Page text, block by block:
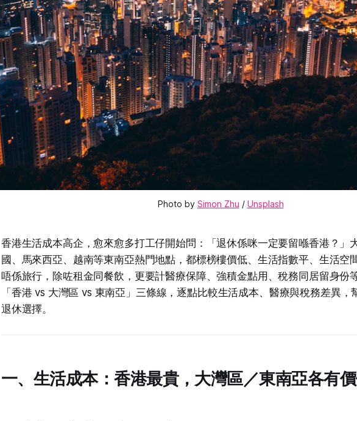
Photo by Simon Zhu / Unsplash
香港生活成本高企，愈來愈多打工仔開始問：「退休係咪一定要留喺香港？」
國、馬來西亞、越南等東南亞熱門地點，都標榜樓價低、生活指數平、生活空
唔係旅行，除咗租金同餐飲，更要計醫療保障、強積金點用、稅務同居留身份
「香港 vs 大灣區 vs 東南亞」三條線，逐點比較生活成本、醫療與稅務差異，
退休選擇。
一、生活成本：香港最貴，大灣區／東南亞各有